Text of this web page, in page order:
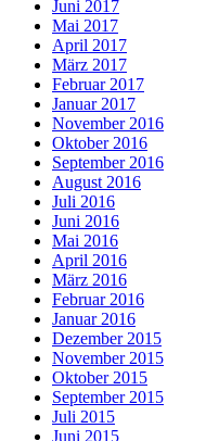
Juni 2017
Mai 2017
April 2017
März 2017
Februar 2017
Januar 2017
November 2016
Oktober 2016
September 2016
August 2016
Juli 2016
Juni 2016
Mai 2016
April 2016
März 2016
Februar 2016
Januar 2016
Dezember 2015
November 2015
Oktober 2015
September 2015
Juli 2015
Juni 2015